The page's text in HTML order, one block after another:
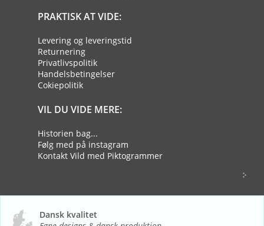
PRAKTISK AT VIDE:
Levering og leveringstid
Returnering
Privatlivspolitik
Handelsbetingelser
Cokiepolitik
VIL DU VIDE MERE:
Historien bag...
Følg med på instagram
Kontakt Vild med Piktogrammer
Dansk kvalitet